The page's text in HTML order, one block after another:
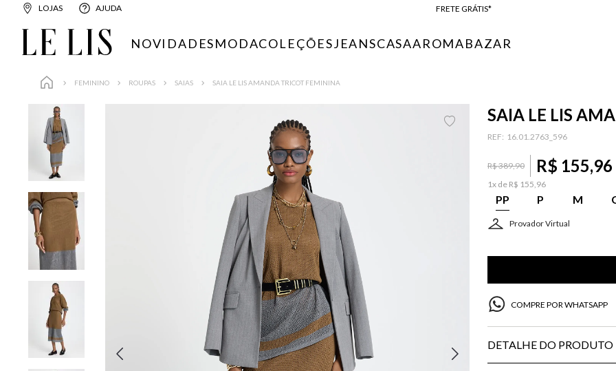
LOJAS AJUDA
BAIXE O APP
COMPRE ONLINE E RETIRE EM LOJA*
BAIXE O APP
10% OFF NA PRIMEIRA COMPRA*
NOVIDADESMODACOLEÇÕESJEANSCASAAROMABAZAR
FEMININO ROUPAS SAIAS SAIA LE LIS AMANDA TRICOT FEMININA
SAIA LE LIS
: 16.01.2763_596
R$389,90 R$ 155,96
1x de R$ 155,96
PP P M
Provador Virtual
COMPRE POR WHATSAPP
DETALHE DO PRODUTO